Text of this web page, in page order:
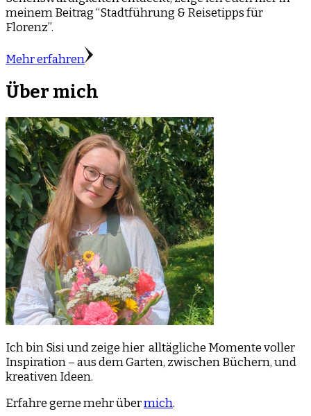
meinem Beitrag “Stadtführung & Reisetipps für
Florenz”.
Mehr erfahren
Über mich
Ich bin Sisi und zeige hier alltägliche Momente voller
Inspiration – aus dem Garten, zwischen Büchern, und
kreativen Ideen.
Erfahre gerne mehr übermich.